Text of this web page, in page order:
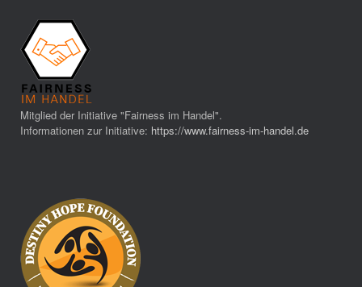
Mitglied der Initiative "Fairness im Handel".
Informationen zur Initiative: https://www.fairness-im-handel.de